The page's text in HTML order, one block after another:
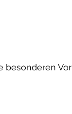
besonderen